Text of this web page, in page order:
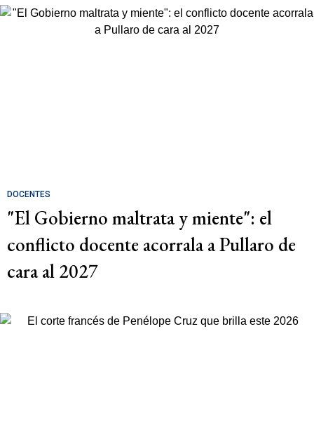
DOCENTES
"El Gobierno maltrata y miente": el
conflicto docente acorrala a Pullaro de
cara al 2027